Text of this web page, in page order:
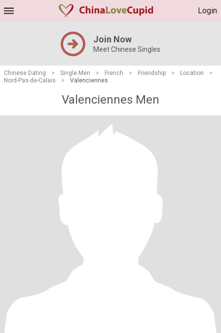
Login
Join Now
Meet Chinese Singles
Chinese Dating > Single Men > French > Friendship > Location
>
Nord-Pas-de-Calais
> Valenciennes
Valenciennes Men